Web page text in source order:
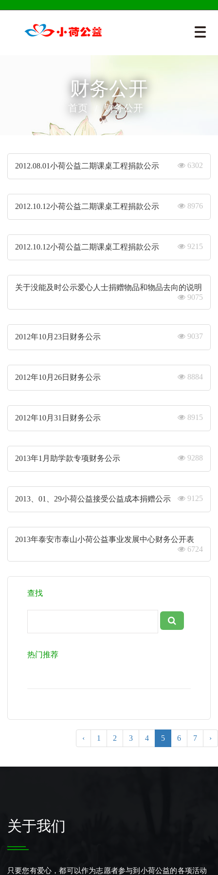
财务公开
首页 财务公开
2012.08.01小荷公益二期课桌工程捐款公示 6302
2012.10.12小荷公益二期课桌工程捐款公示 8976
2012.10.12小荷公益二期课桌工程捐款公示 9215
关于没能及时公示爱心人士捐赠物品和物品去向的说明
9075
2012年10月23日财务公示 9037
2012年10月26日财务公示 8884
2012年10月31日财务公示 8915
2013年1月助学款专项财务公示 9288
2013、01、29小荷公益接受公益成本捐赠公示 9125
2013年泰安市泰山小荷公益事业发展中心财务公开表
6724
查找
热门推荐
‹ 1 2 3 4 5 6 7 ›
关于我们
只要您有爱心，都可以作为志愿者参与到小荷公益的各项活动